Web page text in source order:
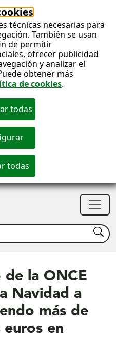
técnicas necesarias para
También se usan
de permitir
ofrecer publicidad
y analizar el
obtener más
de cookies.
Buscar
de la ONCE
Navidad a
más de
en